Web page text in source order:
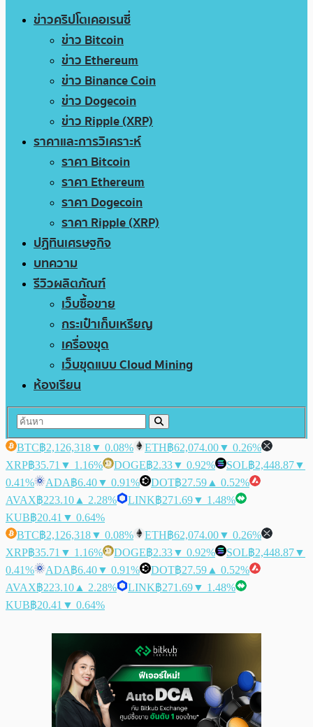
ข่าวคริปโตเคอเรนซี่
ข่าว Bitcoin
ข่าว Ethereum
ข่าว Binance Coin
ข่าว Dogecoin
ข่าว Ripple (XRP)
ราคาและการวิเคราะห์
ราคา Bitcoin
ราคา Ethereum
ราคา Dogecoin
ราคา Ripple (XRP)
ปฏิทินเศรษฐกิจ
บทความ
รีวิวผลิตภัณฑ์
เว็บซื้อขาย
กระเป๋าเก็บเหรียญ
เครื่องขุด
เว็บขุดแบบ Cloud Mining
ห้องเรียน
BTC฿2,126,318▼ 0.08% ETH฿62,074.00▼ 0.26%
XRP฿35.71 ▼ 1.16% DOGE฿2.33▼ 0.92% SOL฿2,448.87▼
0.41%
ADA฿6.40▼ 0.91% DOT฿27.59 ▲ 0.52%
AVAX฿223.10 ▲ 2.28% LINK฿271.69▼ 1.48%
KUB฿20.41 ▼ 0.64%
BTC฿2,126,318▼ 0.08% ETH฿62,074.00▼ 0.26%
XRP฿35.71 ▼ 1.16% DOGE฿2.33▼ 0.92% SOL฿2,448.87▼
0.41%
ADA฿6.40▼ 0.91% DOT฿27.59 ▲ 0.52%
AVAX฿223.10 ▲ 2.28% LINK฿271.69▼ 1.48%
KUB฿20.41 ▼ 0.64%